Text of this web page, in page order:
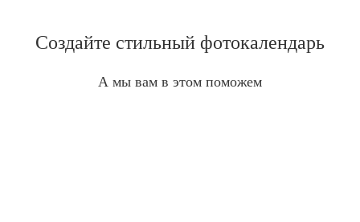
Создайте стильный фотокалендарь
А мы вам в этом поможем